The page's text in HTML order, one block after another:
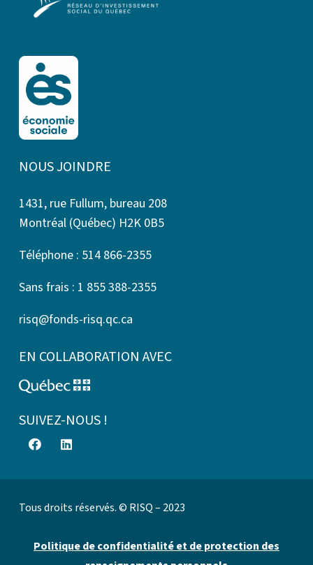
NOUS JOINDRE
1431, rue Fullum, bureau 208
Montréal (Québec) H2K 0B5
Téléphone : 514 866-2355
Sans frais : 1 855 388-2355
risq@fonds-risq.qc.ca
EN COLLABORATION AVEC
SUIVEZ-NOUS !
Tous droits réservés. © RISQ – 2023
Politique de confidentialité et de protection des